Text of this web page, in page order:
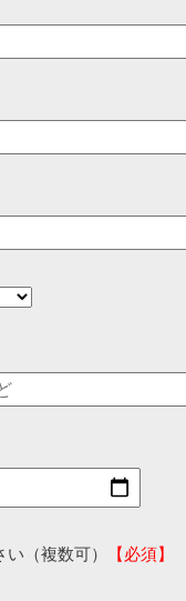
（複数可）
【必須】